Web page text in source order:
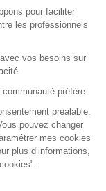
pour faciliter
les professionnels
vos besoins sur
préfère
préalable.
pouvez changer
mes cookies
plus d’informations,